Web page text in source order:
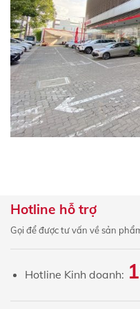
Hotline hỗ trợ
Gọi để được tư vấn về sản
Hotline Kinh doanh: